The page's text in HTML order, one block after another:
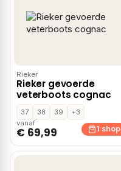
Rieker
Rieker gevoerde
veterboots cognac
37 38 39
+3
vanaf
€ 69,99 1 shop